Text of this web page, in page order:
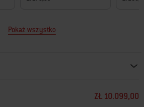
Pokaż wszystko
ZŁ 10.099,00